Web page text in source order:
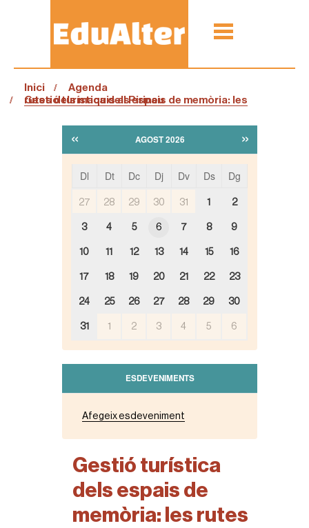
Inici
Agenda
Gestió turística dels espais de memòria: les rutes dels maquis al Pirineu
« AGOST 2026 »
Dl Dt Dc Dj Dv Ds Dg
27 28 29 30 31 1 2
3 4 5 6 7 8 9
10 11 12 13 14 15 16
17 18 19 20 21 22 23
24 25 26 27 28 29 30
31 1 2 3 4 5 6
ESDEVENIMENTS
Afegeix esdeveniment
Gestió turística
dels espais de
memòria: les rutes